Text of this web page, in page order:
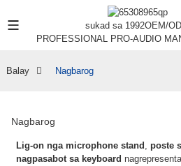
sukad sa 1992OEM/
PROFESSIONAL PRO-AUDIO
Balay Nagbarog
Nagbarog
Lig-on nga microphone stand , poste
nagpasabot sa keyboard